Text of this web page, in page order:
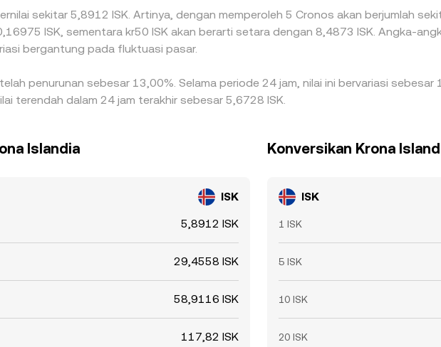
sekitar 5,8912 ISK. Artinya, dengan memperoleh 5 Cronos akan berjumlah
ISK, sementara kr50 ISK akan berarti setara dengan 8,4873 ISK. Angka-
bergantung pada fluktuasi pasar.
penurunan sebesar 13,00%. Selama periode 24 jam, nilai ini bervariasi
terendah dalam 24 jam terakhir sebesar 5,6728 ISK.
Islandia
ISK
5,8912 ISK
29,4558 ISK
58,9116 ISK
117,82 ISK
Konversikan Krona
ISK
1 ISK
5 ISK
10 ISK
20 ISK